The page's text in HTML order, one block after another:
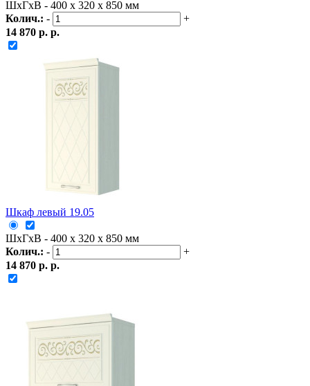
ШxГxВ - 400 x 320 x 850 мм
Колич.: -
+
14 870 р. р.
Шкаф левый 19.05
ШxГxВ - 400 x 320 x 850 мм
Колич.: -
+
14 870 р. р.